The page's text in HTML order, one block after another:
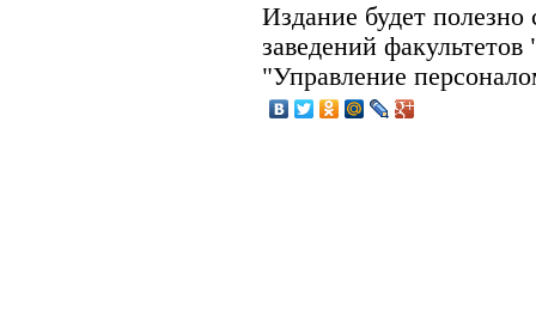
Издание будет
заведений
"Управление